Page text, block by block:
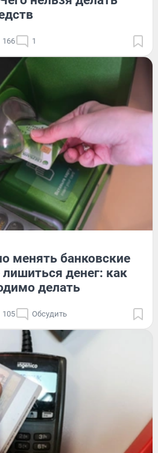
166 1
менять банковские
денег: как
делать
105 Обсудить